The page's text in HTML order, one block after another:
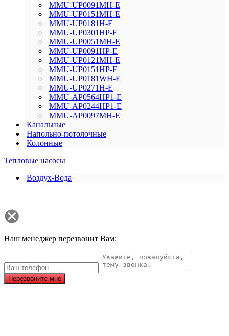
MMU-UP0091MH-E
MMU-UP0151MH-E
MMU-UP0181H-E
MMU-UP0301HP-E
MMU-UP0051MH-E
MMU-UP0091HP-E
MMU-UP0121MH-E
MMU-UP0151HP-E
MMU-UP0181WH-E
MMU-UP0271H-E
MMU-AP0564HP1-E
MMU-AP0244HP1-E
MMU-AP0097MH-E
Канальные
Напольно-потолочные
Колонные
Тепловые насосы
Воздух-Вода
Наш менеджер перезвонит Вам:
Перезвоните мне